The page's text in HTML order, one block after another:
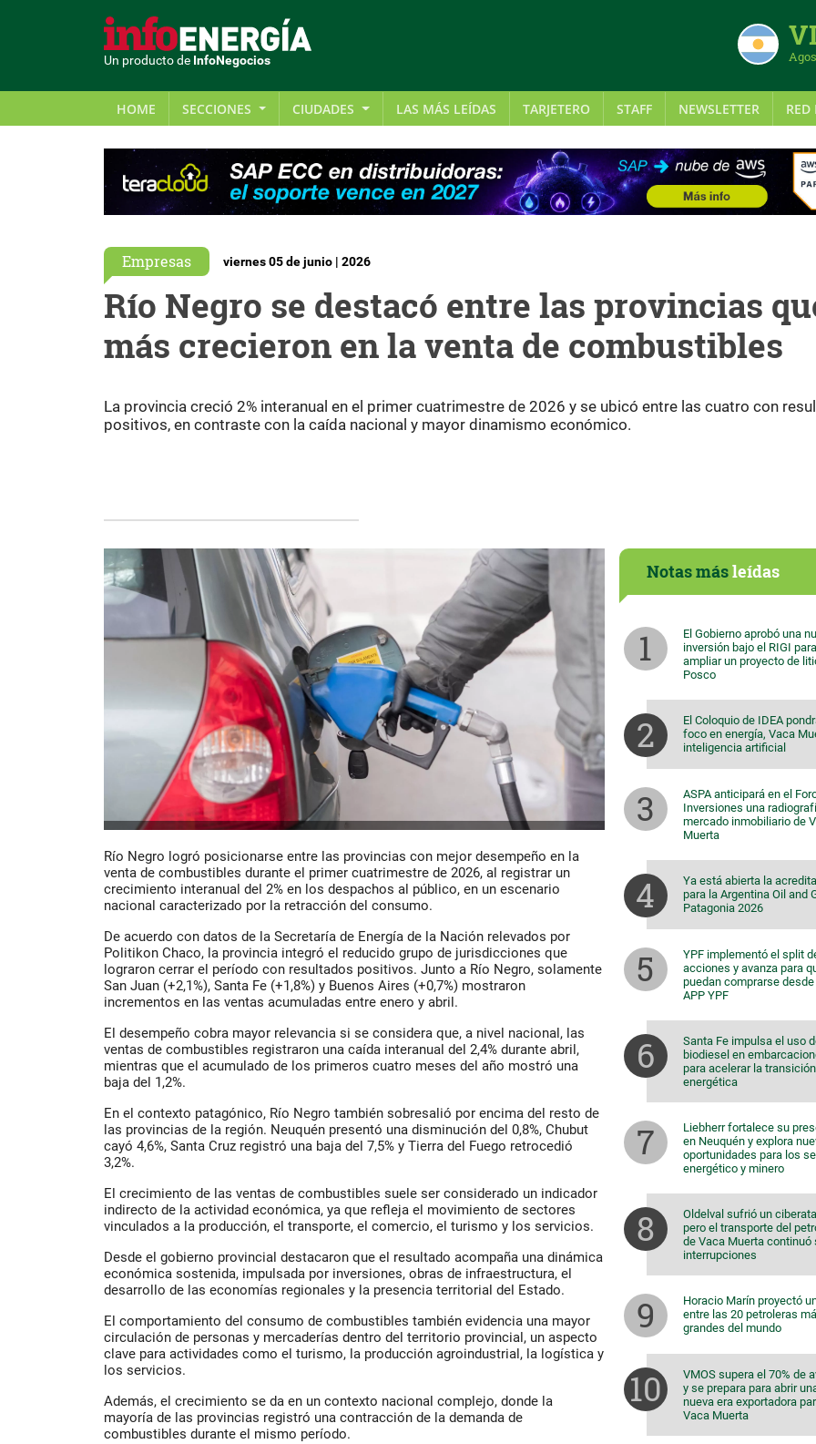
Un producto de InfoNegocios
HOME SECCIONES CIUDADES LAS MÁS LEÍDAS TARJETERO STAFF NEWSLETTER
Empresas viernes 05 de junio | 2026
Río Negro se destacó entre las provincias
más crecieron en la venta de combustibles
La provincia creció 2% interanual en el primer cuatrimestre de 2026 y se ubicó entre las cuatro con
positivos, en contraste con la caída nacional y mayor dinamismo económico.
Río Negro logró posicionarse entre las provincias con mejor desempeño en la
venta de combustibles durante el primer cuatrimestre de 2026, al registrar un
crecimiento interanual del 2% en los despachos al público, en un escenario
nacional caracterizado por la retracción del consumo.
De acuerdo con datos de la Secretaría de Energía de la Nación relevados por
Politikon Chaco, la provincia integró el reducido grupo de jurisdicciones que
lograron cerrar el período con resultados positivos. Junto a Río Negro, solamente
San Juan (+2,1%), Santa Fe (+1,8%) y Buenos Aires (+0,7%) mostraron
incrementos en las ventas acumuladas entre enero y abril.
El desempeño cobra mayor relevancia si se considera que, a nivel nacional, las
ventas de combustibles registraron una caída interanual del 2,4% durante abril,
mientras que el acumulado de los primeros cuatro meses del año mostró una
baja del 1,2%.
En el contexto patagónico, Río Negro también sobresalió por encima del resto de
las provincias de la región. Neuquén presentó una disminución del 0,8%, Chubut
cayó 4,6%, Santa Cruz registró una baja del 7,5% y Tierra del Fuego retrocedió
3,2%.
El crecimiento de las ventas de combustibles suele ser considerado un indicador
indirecto de la actividad económica, ya que refleja el movimiento de sectores
vinculados a la producción, el transporte, el comercio, el turismo y los servicios.
Desde el gobierno provincial destacaron que el resultado acompaña una dinámica
económica sostenida, impulsada por inversiones, obras de infraestructura, el
desarrollo de las economías regionales y la presencia territorial del Estado.
El comportamiento del consumo de combustibles también evidencia una mayor
circulación de personas y mercaderías dentro del territorio provincial, un aspecto
clave para actividades como el turismo, la producción agroindustrial, la logística y
los servicios.
Además, el crecimiento se da en un contexto nacional complejo, donde la
mayoría de las provincias registró una contracción de la demanda de
combustibles durante el mismo período.
Notas másleídas
El Gobierno aprobó una
inversión bajo el RIGI para
ampliar un proyecto de
Posco
El Coloquio de IDEA
foco en energía, Vaca
inteligencia artificial
ASPA anticipará en el
Inversiones una
mercado inmobiliario de
Muerta
Ya está abierta la
para la Argentina Oil and
Patagonia 2026
YPF implementó el split
acciones y avanza para
puedan comprarse desde
APP YPF
Santa Fe impulsa el uso
biodiesel en
para acelerar la transición
energética
Liebherr fortalece su
en Neuquén y explora
oportunidades para los
energético y minero
Oldelval sufrió un
pero el transporte del
de Vaca Muerta continuó
interrupciones
Horacio Marín proyectó
entre las 20 petroleras
grandes del mundo
VMOS supera el 70% de
y se prepara para abrir
nueva era exportadora
Vaca Muerta